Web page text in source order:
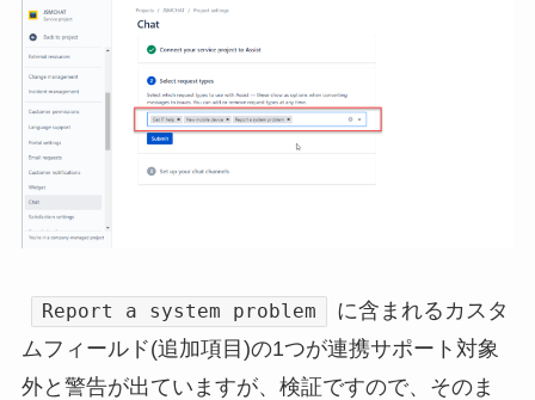
Report a system problem
に含まれるカスタ
ムフィールド(追加項目)の1つが連携サポート対象
外と警告が出ていますが、検証ですので、そのま